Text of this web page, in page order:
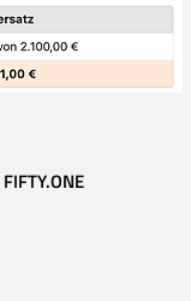
FIFTY.ONE